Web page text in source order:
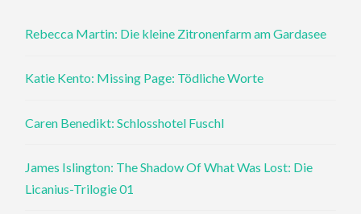
Rebecca Martin: Die kleine Zitronenfarm am Gardasee
Katie Kento: Missing Page: Tödliche Worte
Caren Benedikt: Schlosshotel Fuschl
James Islington: The Shadow Of What Was Lost: Die
Licanius-Trilogie 01